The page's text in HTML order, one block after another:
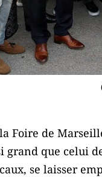
Foire de
grand que celui
se laisser